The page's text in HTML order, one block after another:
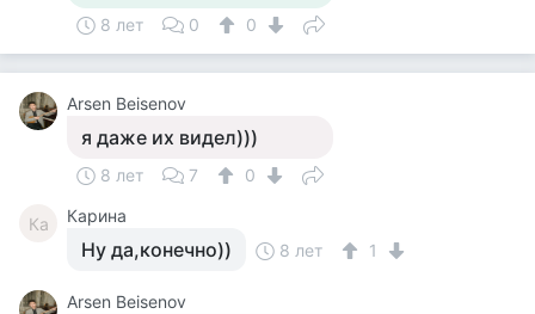
8 лет 0 0
Arsen Beisenov
я даже их видел)))
8 лет 7 0
Ка Карина
Ну да,конечно)) 8 лет 1
Arsen Beisenov